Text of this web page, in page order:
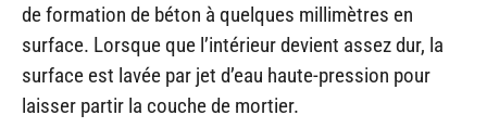
de formation de béton à quelques millimètres en
surface. Lorsque que l’intérieur devient assez dur, la
surface est lavée par jet d’eau haute-pression pour
laisser partir la couche de mortier.